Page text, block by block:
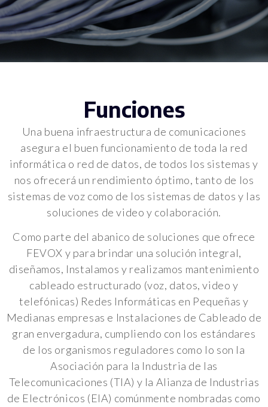
Funciones
Una buena infraestructura de comunicaciones
asegura el buen funcionamiento de toda la red
informática o red de datos, de todos los sistemas y
nos ofrecerá un rendimiento óptimo, tanto de los
sistemas de voz como de los sistemas de datos y las
soluciones de video y colaboración.
Como parte del abanico de soluciones que ofrece
FEVOX y para brindar una solución integral,
diseñamos, Instalamos y realizamos mantenimiento
cableado estructurado (voz, datos, video y
telefónicas) Redes Informáticas en Pequeñas y
Medianas empresas e Instalaciones de Cableado de
gran envergadura, cumpliendo con los estándares
de los organismos reguladores como lo son la
Asociación para la Industria de las
Telecomunicaciones (TIA) y la Alianza de Industrias
de Electrónicos (EIA) comúnmente nombradas como